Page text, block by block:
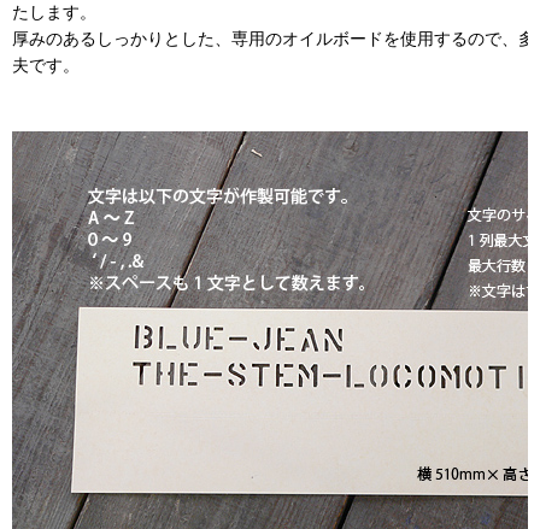
たします。
厚みのあるしっかりとした、専用のオイルボードを使用するので、
夫です。